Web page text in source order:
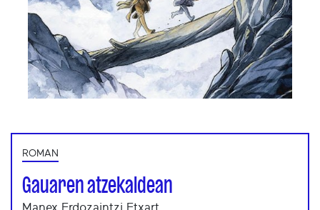
ROMAN
Gauaren atzekaldean
Manex Erdozaintzi Etxart